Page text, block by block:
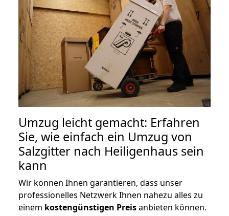
Umzug leicht gemacht: Erfahren
Sie, wie einfach ein Umzug von
Salzgitter nach Heiligenhaus sein
kann
Wir können Ihnen garantieren, dass unser
professionelles Netzwerk Ihnen nahezu alles zu
einem kostengünstigen Preisanbieten können.